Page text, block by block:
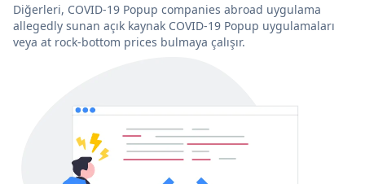
Diğerleri, COVID-19 Popup companies abroad uygulama
allegedly sunan açık kaynak COVID-19 Popup uygulamaları
veya at rock-bottom prices bulmaya çalışır.